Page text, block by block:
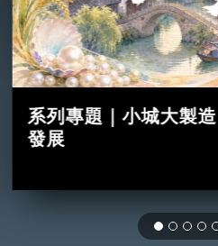
系列專題｜小城大製
發展